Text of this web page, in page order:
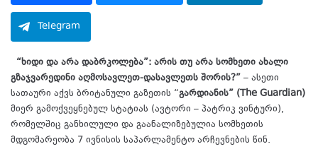
Telegram
“ხიდი და არა დაბრკოლება”: არის თუ არა სომხეთი ახალი
გზაჯვარედინი აღმოსავლეთ-დასავლეთს შორის?” – ასეთი
სათაური აქვს ბრიტანული გაზეთის “გარდიანის” (The Guardian)
მიერ გამოქვეყნებულ სტატიას (ავტორი – პატრიკ ვინტური),
რომელშიც განხილული და გაანალიზებულია სომხეთის
მდგომარეობა 7 ივნისის საპარლამენტო არჩევნების წინ.